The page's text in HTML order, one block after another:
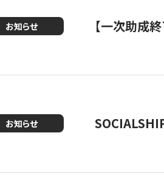
お知らせ 【一次助成
お知らせ